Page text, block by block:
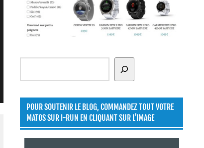
Rechercher
POUR SOUTENIR LE BLOG, COMMANDEZ TOUT VOTRE
MATOS SUR I-RUN EN CLIQUANT SUR L’IMAGE